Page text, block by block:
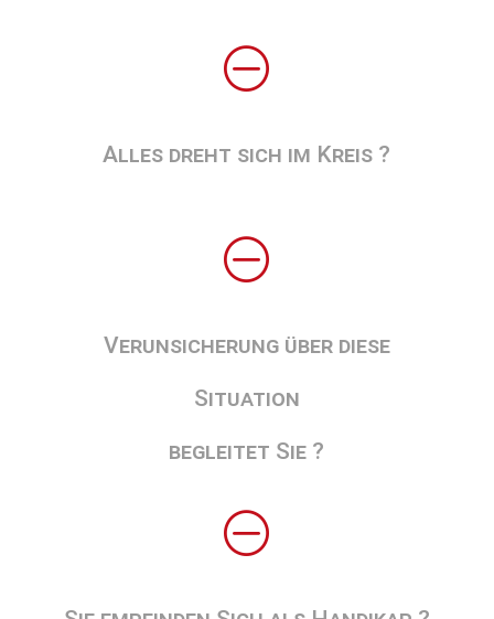
O
Alles dreht sich im Kreis ?
O
Verunsicherung über diese
Situation
begleitet Sie ?
O